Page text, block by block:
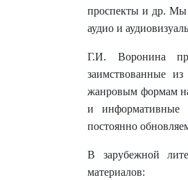
проспекты и др. Мы
аудио и
Г.И. Воронина
заимствованные
жанровым формам
и информативные
постоянно
В зарубежной
материалов: